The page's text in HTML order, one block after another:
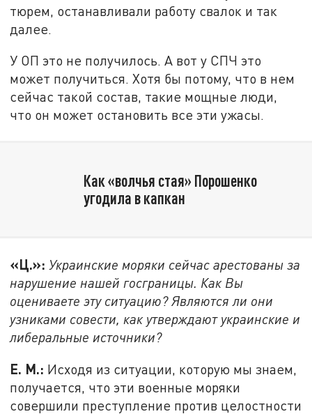
тюрем, останавливали работу свалок и так
далее.
У ОП это не получилось. А вот у СПЧ это
может получиться. Хотя бы потому, что в нем
сейчас такой состав, такие мощные люди,
что он может остановить все эти ужасы.
Как «волчья стая» Порошенко
угодила в капкан
«Ц.»: Украинские моряки сейчас арестованы за
нарушение нашей госграницы. Как Вы
оцениваете эту ситуацию? Являются ли они
узниками совести, как утверждают украинские и
либеральные источники?
Е. М.: Исходя из ситуации, которую мы знаем,
получается, что эти военные моряки
совершили преступление против целостности